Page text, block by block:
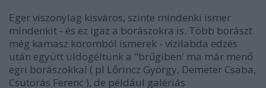
Eger viszonylag kisváros, szinte mindenki ismer
mindenkit - és ez igaz a borászokra is. Több borászt
még kamasz koromból ismerek - vízilabda edzés
után együtt üldögéltünk a "brűgiben' ma már menő
egri borászokkal ( pl Lőrincz György, Demeter Csaba,
Csutorás Ferenc ), de például galériás